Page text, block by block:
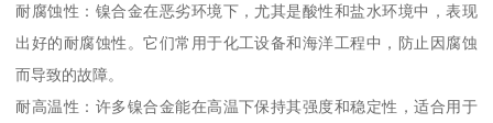
耐腐蚀性：镍合金在恶劣环境下，尤其是酸性和盐水环境中，表现
出好的耐腐蚀性。它们常用于化工设备和海洋工程中，防止因腐蚀
而导致的故障。
耐高温性：许多镍合金能在高温下保持其强度和稳定性，适合用于